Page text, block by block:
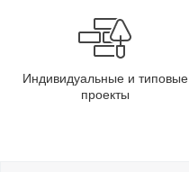
Индивидуальные и типовые
проекты